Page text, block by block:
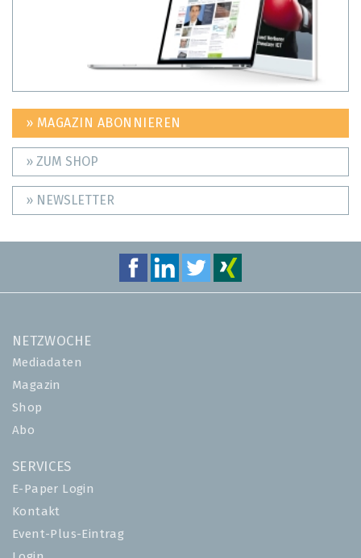
» MAGAZIN ABONNIEREN
» ZUM SHOP
» NEWSLETTER
NETZWOCHE
Mediadaten
Magazin
Shop
Abo
SERVICES
E-Paper Login
Kontakt
Event-Plus-Eintrag